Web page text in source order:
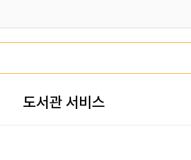
도서관 서비스